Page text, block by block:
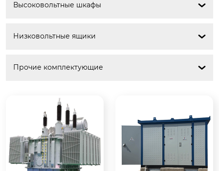
Высоковольтные шкафы 
Низковольтные ящики 
Прочие комплектующие 